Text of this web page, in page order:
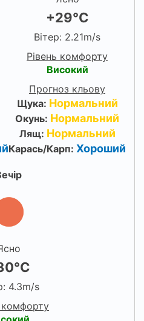
+29°C
Вітер: 2.21m/s
Рівень комфорту
Високий
Прогноз кльову
Щука: Нормальний
Окунь: Нормальний
Лящ: Нормальний
Карась/Карп: Хороший
4.3m/s
комфорту